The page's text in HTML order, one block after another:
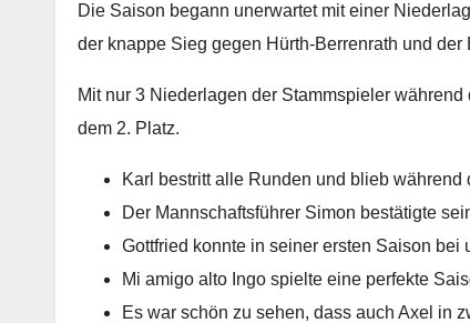
Die Saison begann unerwartet mit einer
der knappe Sieg gegen Hürth-Berrenrath und
Mit nur 3 Niederlagen der Stammspieler
dem 2. Platz.
Karl bestritt alle Runden und blieb
Der Mannschaftsführer Simon bestätigte
Gottfried konnte in seiner ersten Saison
Mi amigo alto Ingo spielte eine perfekte
Es war schön zu sehen, dass auch Axel in